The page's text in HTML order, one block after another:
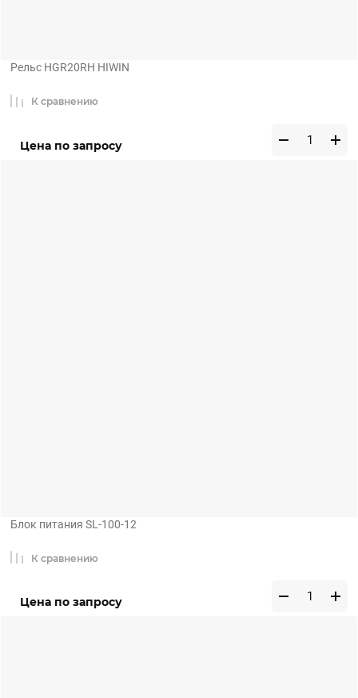
Рельс HGR20RH HIWIN
Цена по запросу
К сравнению
Блок питания SL-100-12
Цена по запросу
К сравнению